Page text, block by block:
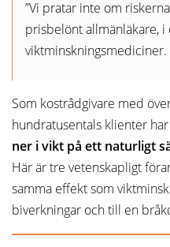
”Vi pratar inte om
prisbelönt allmänläkare, i
viktminskningsmediciner.
Som kostrådgivare med
hundratusentals klienter
ner i vikt på ett naturligt
Här är tre vetenskapligt
samma effekt som
biverkningar och till en